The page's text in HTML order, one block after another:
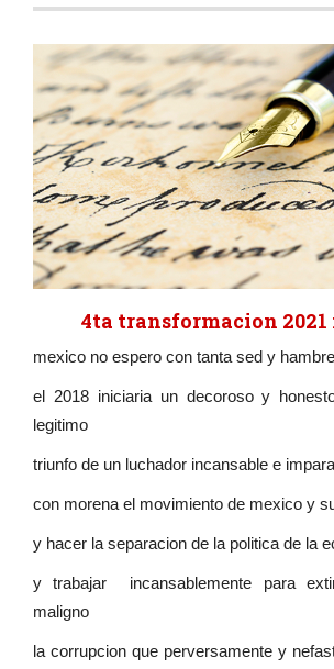
4ta transformacion 2021
mexico no espero con tanta sed y
el 2018 iniciaria un decoroso y
legitimo
triunfo de un luchador incansable e
con morena el movimiento de mexico y
y hacer la separacion de la politica de la
y trabajar incansablemente para
maligno
la corrupcion que perversamente y